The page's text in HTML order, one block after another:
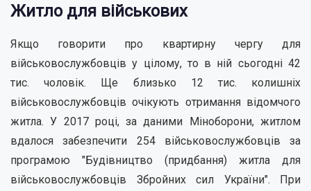
Житло для військових
Якщо говорити про квартирну чергу для
військовослужбовців у цілому, то в ній сьогодні 42
тис. чоловік. Ще близько 12 тис. колишніх
військовослужбовців очікують отримання відомчого
житла. У 2017 році, за даними Міноборони, житлом
вдалося забезпечити 254 військовослужбовців за
програмою "Будівництво (придбання) житла для
військовослужбовців Збройних сил України". При